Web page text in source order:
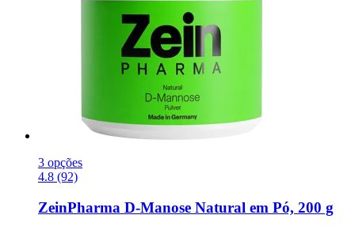
3 opções
4.8 (92)
ZeinPharma D-​Manose Natural em Pó, 200 g